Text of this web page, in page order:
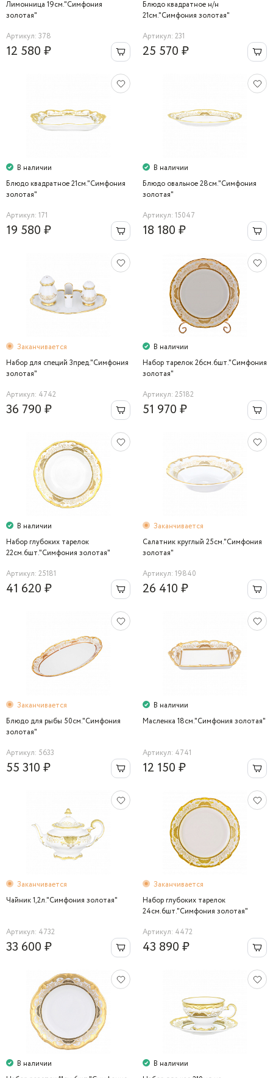
Лимонница 19см."Симфония
золотая"
Артикул: 378
12 580 ₽
Блюдо квадратное н/н
21см."Симфония золотая"
Артикул: 231
25 570 ₽
В наличии
Блюдо квадратное 21см."Симфония
золотая"
Артикул: 171
19 580 ₽
В наличии
Блюдо овальное 28см."Симфония
золотая"
Артикул: 15047
18 180 ₽
Заканчивается
Набор для специй 3пред."Симфония
золотая"
Артикул: 4742
36 790 ₽
В наличии
Набор тарелок 26см.6шт."Симфония
золотая"
Артикул: 25182
51 970 ₽
В наличии
Набор глубоких тарелок
22см.6шт."Симфония золотая"
Артикул: 25181
41 620 ₽
Заканчивается
Салатник круглый 25см."Симфония
золотая"
Артикул: 19840
26 410 ₽
Заканчивается
Блюдо для рыбы 50см."Симфония
золотая"
Артикул: 5633
55 310 ₽
В наличии
Масленка 18см."Симфония золотая"
Артикул: 4741
12 150 ₽
Заканчивается
Чайник 1,2л."Симфония золотая"
Артикул: 4732
33 600 ₽
Заканчивается
Набор глубоких тарелок
24см.6шт."Симфония золотая"
Артикул: 4472
43 890 ₽
В наличии
В наличии